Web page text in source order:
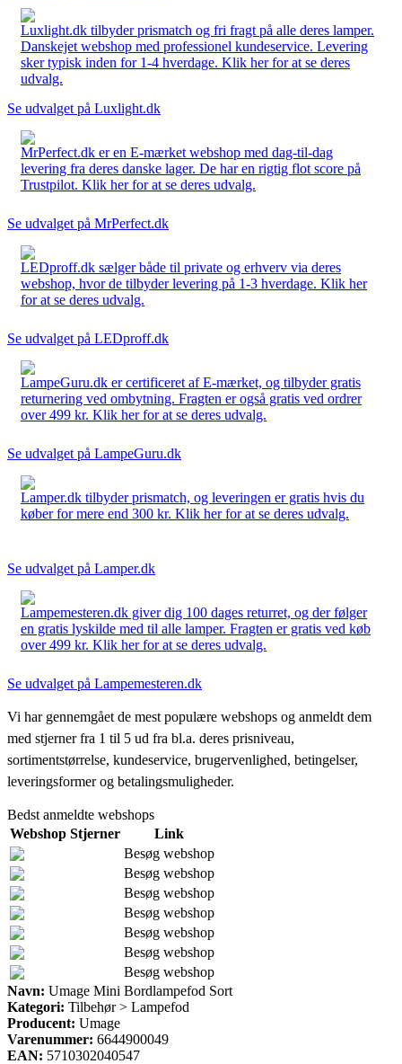
Luxlight.dk tilbyder prismatch og fri fragt på alle deres lamper.
Danskejet webshop med professionel kundeservice. Levering
sker typisk inden for 1-4 hverdage. Klik her for at se deres
udvalg.
Se udvalget på Luxlight.dk
MrPerfect.dk er en E-mærket webshop med dag-til-dag
levering fra deres danske lager. De har en rigtig flot score på
Trustpilot. Klik her for at se deres udvalg.
Se udvalget på MrPerfect.dk
LEDproff.dk sælger både til private og erhverv via deres
webshop, hvor de tilbyder levering på 1-3 hverdage. Klik her
for at se deres udvalg.
Se udvalget på LEDproff.dk
LampeGuru.dk er certificeret af E-mærket, og tilbyder gratis
returnering ved ombytning. Fragten er også gratis ved ordrer
over 499 kr. Klik her for at se deres udvalg.
Se udvalget på LampeGuru.dk
Lamper.dk tilbyder prismatch, og leveringen er gratis hvis du
køber for mere end 300 kr. Klik her for at se deres udvalg.
Se udvalget på Lamper.dk
Lampemesteren.dk giver dig 100 dages returret, og der følger
en gratis lyskilde med til alle lamper. Fragten er gratis ved køb
over 499 kr. Klik her for at se deres udvalg.
Se udvalget på Lampemesteren.dk
Vi har gennemgået de mest populære webshops og anmeldt dem
med stjerner fra 1 til 5 ud fra bl.a. deres prisniveau,
sortimentstørrelse, kundeservice, brugervenlighed, betingelser,
leveringsformer og betalingsmuligheder.
Bedst anmeldte webshops
Webshop Stjerner
Link
Besøg webshop
Besøg webshop
Besøg webshop
Besøg webshop
Besøg webshop
Besøg webshop
Besøg webshop
Navn: Umage Mini Bordlampefod Sort
Kategori: Tilbehør > Lampefod
Producent: Umage
Varenummer: 6644900049
EAN: 5710302040547